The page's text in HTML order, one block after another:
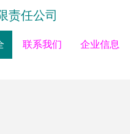
责任公司
联系我们 企业信息